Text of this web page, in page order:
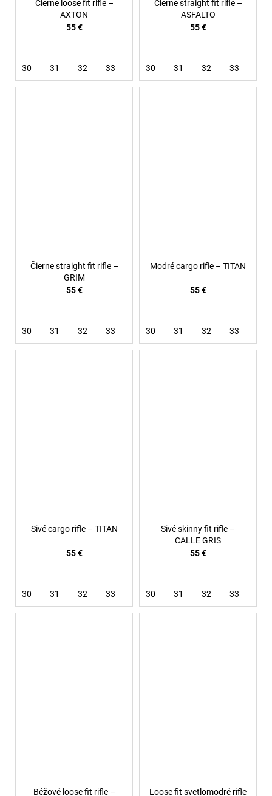
Čierne loose fit rifle –
AXTON
55 €
30 31 32 33
Čierne straight fit rifle –
ASFALTO
55 €
30 31 32 33
Čierne straight fit rifle –
GRIM
55 €
30 31 32 33
Modré cargo rifle – TITAN
55 €
30 31 32 33
Sivé cargo rifle – TITAN
55 €
30 31 32 33
Sivé skinny fit rifle –
CALLE GRIS
55 €
30 31 32 33
Béžové loose fit rifle –
Loose fit svetlomodré rifle